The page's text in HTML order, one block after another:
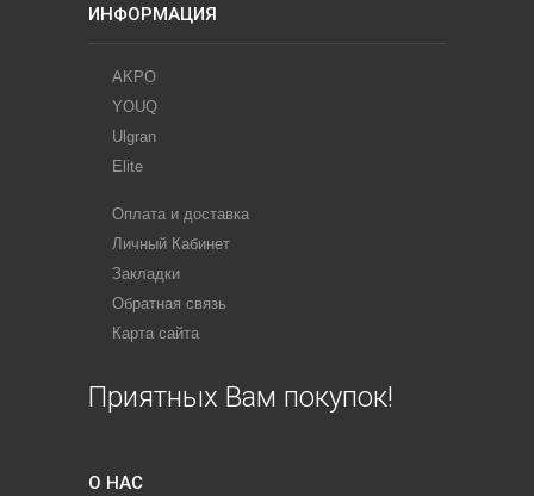
ИНФОРМАЦИЯ
AKPO
YOUQ
Ulgran
Elite
Оплата и доставка
Личный Кабинет
Закладки
Обратная связь
Карта сайта
Приятных Вам покупок!
О НАС